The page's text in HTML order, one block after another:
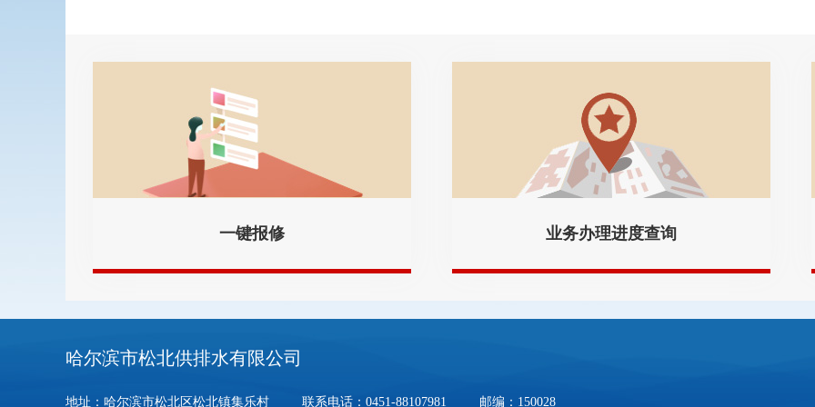
一键报修 业务办理进度查询
哈尔滨市松北供排水有限公司
地址：哈尔滨市松北区松北镇集乐村 联系电话：0451-88107981 邮编：150028